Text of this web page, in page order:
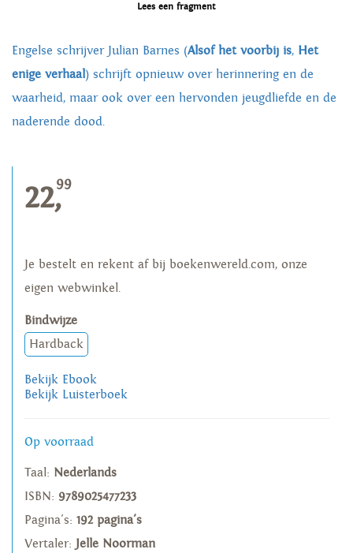
Lees een fragment
Engelse schrijver Julian Barnes (Alsof het voorbij is, Het
enige verhaal) schrijft opnieuw over herinnering en de
waarheid, maar ook over een hervonden jeugdliefde en de
naderende dood.
22,99
Je bestelt en rekent af bij boekenwereld.com, onze
eigen webwinkel.
Bindwijze
Hardback
Bekijk Ebook
Bekijk Luisterboek
Op voorraad
Taal: Nederlands
ISBN: 9789025477233
Pagina's: 192 pagina's
Vertaler: Jelle Noorman